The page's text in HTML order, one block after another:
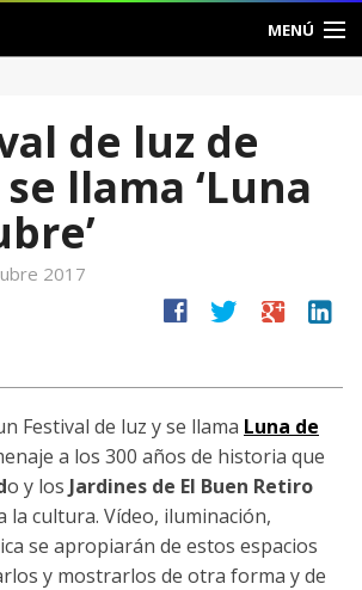
MENÚ
de luz de
llama ‘Luna
2017
facebook twitter google linkedin
Festival de luz y se llama Luna de
a los 300 años de historia que
o y los Jardines de El Buen Retiro
la cultura. Vídeo, iluminación,
se apropiarán de estos espacios
y mostrarlos de otra forma y de